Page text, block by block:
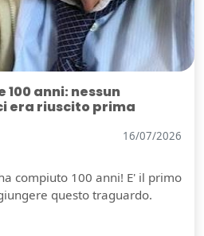
100 anni: nessun
era riuscito prima
16/07/2026
compiuto 100 anni! E' il primo
questo traguardo.